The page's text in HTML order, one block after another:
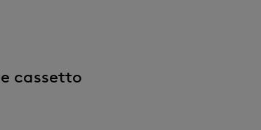
cassetto